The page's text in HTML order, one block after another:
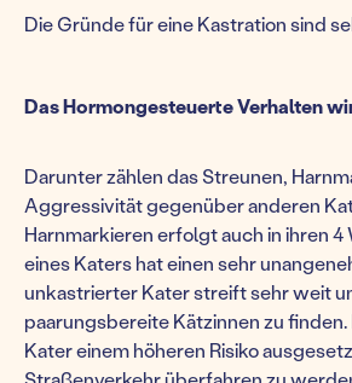
Die Gründe für eine Kastration sind
Das Hormongesteuerte Verhalten
Darunter zählen das Streunen,
Aggressivität gegenüber anderen
Harnmarkieren erfolgt auch in ihren 4
eines Katers hat einen sehr
unkastrierter Kater streift sehr weit
paarungsbereite Kätzinnen zu
Kater einem höheren Risiko